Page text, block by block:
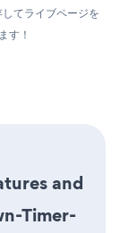
てライブページを
す！
and
Timer-